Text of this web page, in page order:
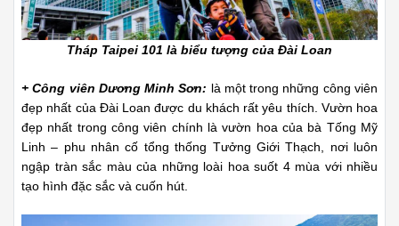
Tháp Taipei 101 là biểu tượng của Đài Loan
+ Công viên Dương Minh Sơn: là một trong những công viên
đẹp nhất của Đài Loan được du khách rất yêu thích. Vườn hoa
đẹp nhất trong công viên chính là vườn hoa của bà Tống Mỹ
Linh – phu nhân cố tổng thống Tưởng Giới Thạch, nơi luôn
ngập tràn sắc màu của những loài hoa suốt 4 mùa với nhiều
tạo hình đặc sắc và cuốn hút.